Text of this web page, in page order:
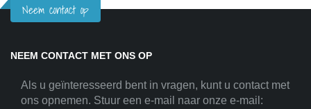
Neem contact op
NEEM CONTACT MET ONS OP
Als u geïnteresseerd bent in vragen, kunt u contact met
ons opnemen. Stuur een e-mail naar onze e-mail: